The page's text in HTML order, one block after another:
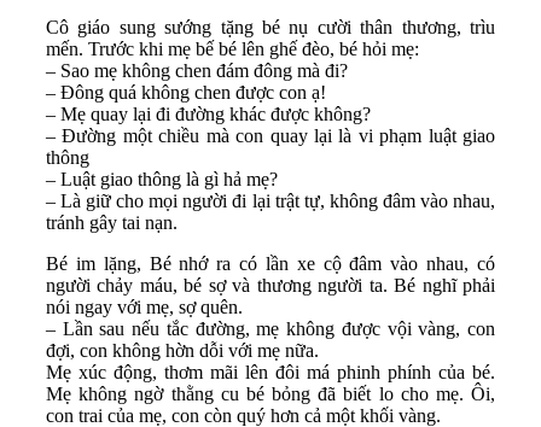
Cô giáo sung sướng tặng bé nụ cười thân thương, trìu
mến. Trước khi mẹ bế bé lên ghế đèo, bé hỏi mẹ:
– Sao mẹ không chen đám đông mà đi?
– Đông quá không chen được con ạ!
– Mẹ quay lại đi đường khác được không?
– Đường một chiều mà con quay lại là vi phạm luật giao
thông
– Luật giao thông là gì hả mẹ?
– Là giữ cho mọi người đi lại trật tự, không đâm vào nhau,
tránh gây tai nạn.
Bé im lặng, Bé nhớ ra có lần xe cộ đâm vào nhau, có
người chảy máu, bé sợ và thương người ta. Bé nghĩ phải
nói ngay với mẹ, sợ quên.
– Lần sau nếu tắc đường, mẹ không được vội vàng, con
đợi, con không hờn dỗi với mẹ nữa.
Mẹ xúc động, thơm mãi lên đôi má phinh phính của bé.
Mẹ không ngờ thằng cu bé bỏng đã biết lo cho mẹ. Ôi,
con trai của mẹ, con còn quý hơn cả một khối vàng.